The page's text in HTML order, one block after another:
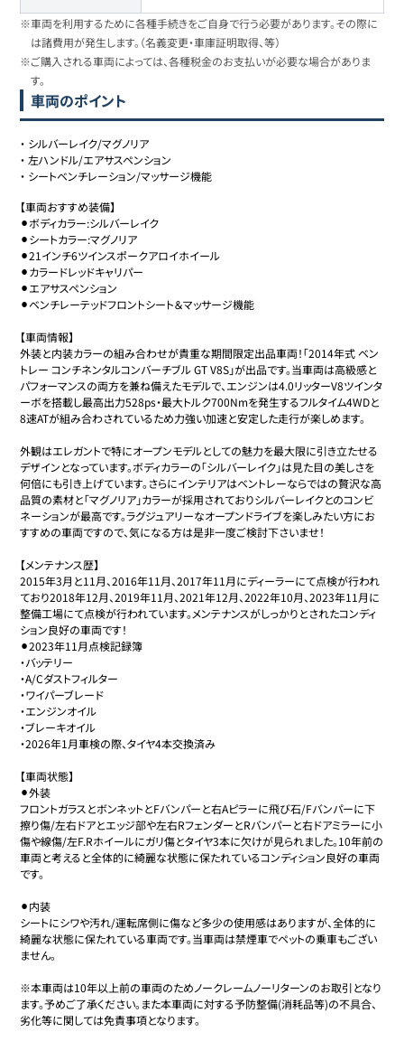
※車両を利用するために各種手続きをご自身で行う必要があります。その際に
は諸費用が発生します。（名義変更・車庫証明取得、等）
※ご購入される車両によっては、各種税金のお支払いが必要な場合がありま
す。
車両のポイント
・ シルバーレイク/マグノリア
・左ハンドル/エアサスペンション
・ シートベンチレーション/マッサージ機能
【車両おすすめ装備】
⚫︎ボディカラー:シルバーレイク
⚫︎シートカラー:マグノリア
⚫︎21インチ6ツインスポークアロイホイール
⚫︎カラードレッドキャリパー
⚫︎エアサスペンション
⚫︎ベンチレーテッドフロントシート＆マッサージ機能
【車両情報】
外装と内装カラーの組み合わせが貴重な期間限定出品車両！「2014年式 ベン
トレー コンチネンタルコンバーチブル GT V8S」が出品です。当車両は高級感と
パフォーマンスの両方を兼ね備えたモデルで、エンジンは4.0リッターV8ツインタ
ーボを搭載し最高出力528ps・最大トルク700Nmを発生するフルタイム4WDと
8速ATが組み合わされているため力強い加速と安定した走行が楽しめます。
外観はエレガントで特にオープンモデルとしての魅力を最大限に引き立たせる
デザインとなっています。ボディカラーの「シルバーレイク」は見た目の美しさを
何倍にも引き上げています。さらにインテリアはベントレーならではの贅沢な高
品質の素材と「マグノリア」カラーが採用されておりシルバーレイクとのコンビ
ネーションが最高です。ラグジュアリーなオープンドライブを楽しみたい方にお
すすめの車両ですので、気になる方は是非一度ご検討下さいませ！
【メンテナンス歴】
2015年3月と11月、2016年11月、2017年11月にディーラーにて点検が行われ
ており2018年12月、2019年11月、2021年12月、2022年10月、2023年11月に
整備工場にて点検が行われています。メンテナンスがしっかりとされたコンディ
ション良好の車両です！
⚫︎2023年11月点検記録簿
・バッテリー
・A/Cダストフィルター
・ワイパーブレード
・エンジンオイル
・ブレーキオイル
・2026年1月車検の際、タイヤ4本交換済み
【車両状態】
⚫︎外装
フロントガラスとボンネットとFバンパーと右Aピラーに飛び石/Fバンパーに下
擦り傷/左右ドアとエッジ部や左右RフェンダーとRバンパーと右ドアミラーに小
傷や線傷/左F.Rホイールにガリ傷とタイヤ3本に欠けが見られました。10年前の
車両と考えると全体的に綺麗な状態に保たれているコンディション良好の車両
です。
⚫︎内装
シートにシワや汚れ/運転席側に傷など多少の使用感はありますが、全体的に
綺麗な状態に保たれている車両です。当車両は禁煙車でペットの乗車もござい
ません。
※本車両は10年以上前の車両のためノークレームノーリターンのお取引となり
ます。予めご了承ください。また本車両に対する予防整備(消耗品等)の不具合、